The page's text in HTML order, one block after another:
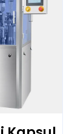
Kapsul